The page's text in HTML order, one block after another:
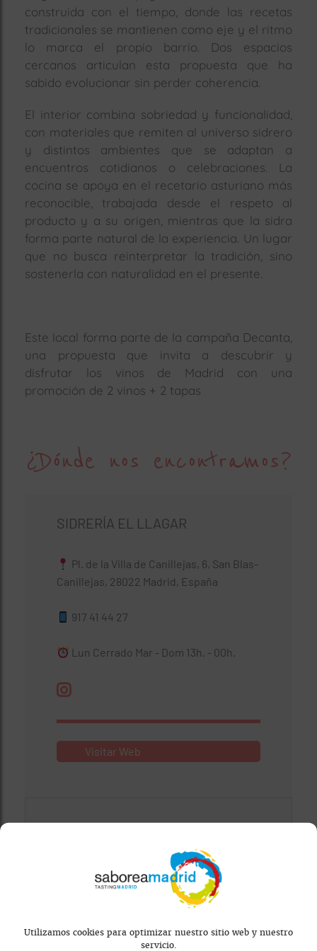
Utilizamos cookies para optimizar nuestro sitio web y nuestro
servicio.
construida con el tiempo, donde las recetas
tradicionales se mantienen como eje y el ritmo
lo marca el propio barrio. Dos espacios
cercanos articulan esta propuesta que ha
sabido evolucionar sin perder coherencia.
El interior combina sobriedad y funcionalidad,
con materiales que remiten al universo sidrero
y distintos ambientes que se adaptan a
encuentros cotidianos o celebraciones. La
cocina se apoya en el recetario asturiano más
reconocible, trabajada desde el respeto al
producto y a su origen, mientras que la sidra
forma parte natural de la experiencia. Un lugar
que no busca reinterpretar la tradición, sino
sostenerla con naturalidad en el presente.
Este local forma parte de la campaña Decanta,
una propuesta que invita a descubrir y
disfrutar los vinos de Madrid con una
promoción de 2 vinos + 2 tapas
¿Dónde nos encontramos?
SIDRERÍA EL LLAGAR
Pl. de la Villa de Canillejas, 6, San Blas-
Canillejas, 28022 Madrid, España
917 41 44 27
Lun Cerrado Mar - Dom 13h. - 00h.
Visitar Web
Mapa bloqueado por configuración de